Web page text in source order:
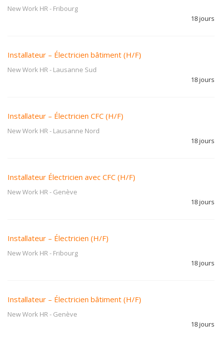
New Work HR- Fribourg
18 jours
Installateur – Électricien bâtiment (H/F)
New Work HR- Lausanne Sud
18 jours
Installateur – Électricien CFC (H/F)
New Work HR- Lausanne Nord
18 jours
Installateur Électricien avec CFC (H/F)
New Work HR- Genève
18 jours
Installateur – Électricien (H/F)
New Work HR- Fribourg
18 jours
Installateur – Électricien bâtiment (H/F)
New Work HR- Genève
18 jours